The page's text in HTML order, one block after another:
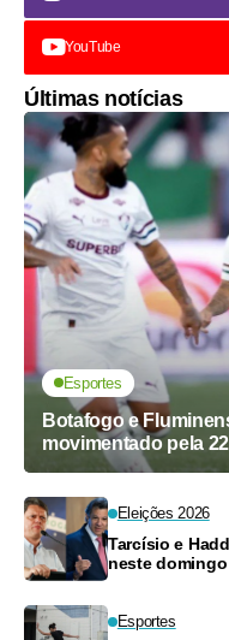
YouTube
Últimas notícias
Esportes
Botafogo e
movimentado pela
Eleições 2026
Tarcísio e
neste domingo
Esportes